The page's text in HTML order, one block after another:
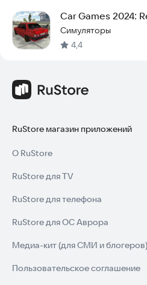
Car Games 2024:
Симуляторы
4,4
RuStore магазин приложений
О RuStore
RuStore для TV
RuStore для телефона
RuStore для ОС Аврора
Медиа-кит (для СМИ и блогеров)
Пользовательское соглашение